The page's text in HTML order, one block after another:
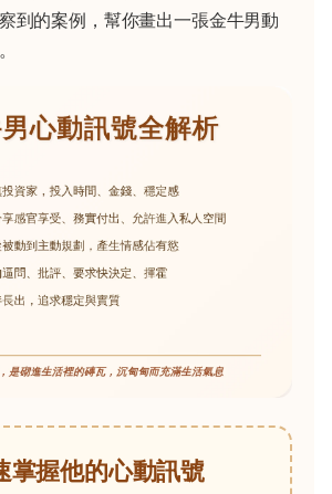
到的案例，幫你畫出一張金牛男動
掌握他的心動訊號